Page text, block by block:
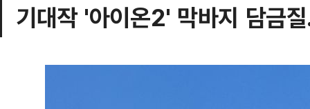
기대작 '아이온2' 막바지 담금